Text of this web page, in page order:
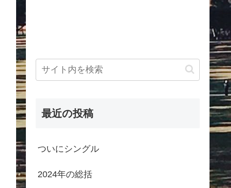
最近の投稿
ついにシングル
2024年の総括